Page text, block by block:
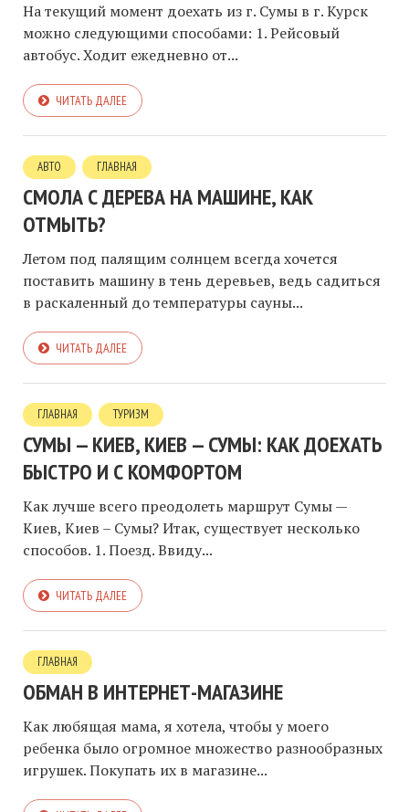
На текущий момент доехать из г. Сумы в г. Курск
можно следующими способами: 1. Рейсовый
автобус. Ходит ежедневно от...
ЧИТАТЬ ДАЛЕЕ
АВТО ГЛАВНАЯ
СМОЛА С ДЕРЕВА НА МАШИНЕ, КАК
ОТМЫТЬ?
Летом под палящим солнцем всегда хочется
поставить машину в тень деревьев, ведь садиться
в раскаленный до температуры сауны...
ЧИТАТЬ ДАЛЕЕ
ГЛАВНАЯ ТУРИЗМ
СУМЫ — КИЕВ, КИЕВ — СУМЫ: КАК ДОЕХАТЬ
БЫСТРО И С КОМФОРТОМ
Как лучше всего преодолеть маршрут Сумы —
Киев, Киев – Сумы? Итак, существует несколько
способов. 1. Поезд. Ввиду...
ЧИТАТЬ ДАЛЕЕ
ГЛАВНАЯ
ОБМАН В ИНТЕРНЕТ-МАГАЗИНЕ
Как любящая мама, я хотела, чтобы у моего
ребенка было огромное множество разнообразных
игрушек. Покупать их в магазине...